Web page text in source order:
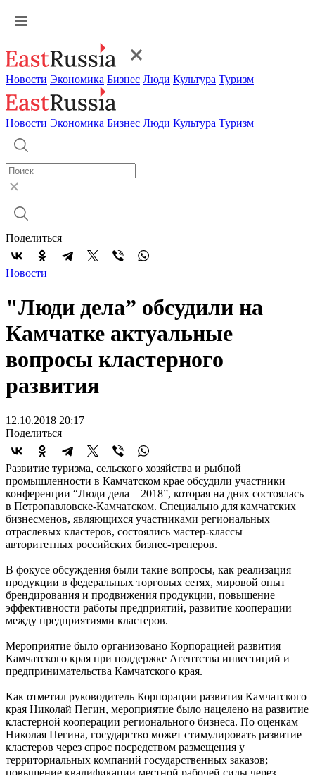
Новости Экономика Бизнес Люди Культура Туризм
Новости Экономика Бизнес Люди Культура Туризм
Поделиться
Новости
"Люди дела” обсудили на
Камчатке актуальные
вопросы кластерного
развития
12.10.2018 20:17
Поделиться
Развитие туризма, сельского хозяйства и рыбной
промышленности в Камчатском крае обсудили участники
конференции “Люди дела – 2018”, которая на днях состоялась
в Петропавловске-Камчатском. Специально для камчатских
бизнесменов, являющихся участниками региональных
отраслевых кластеров, состоялись мастер-классы
авторитетных российских бизнес-тренеров.
В фокусе обсуждения были такие вопросы, как реализация
продукции в федеральных торговых сетях, мировой опыт
брендирования и продвижения продукции, повышение
эффективности работы предприятий, развитие кооперации
между предприятиями кластеров.
Мероприятие было организовано Корпорацией развития
Камчатского края при поддержке Агентства инвестиций и
предпринимательства Камчатского края.
Как отметил руководитель Корпорации развития Камчатского
края Николай Пегин, мероприятие было нацелено на развитие
кластерной кооперации регионального бизнеса. По оценкам
Николая Пегина, государство может стимулировать развитие
кластеров через спрос посредством размещения у
территориальных компаний государственных заказов;
повышение квалификации местной рабочей силы через